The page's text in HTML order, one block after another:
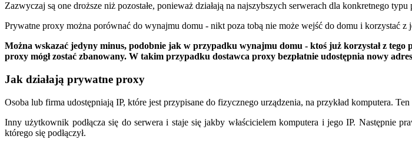
Zazwyczaj są one droższe niż pozostałe, ponieważ działają na najszybszych serwerach dla konkretnego
Prywatne proxy można porównać do wynajmu domu - nikt poza tobą nie może wejść do domu i korzystać z
Można wskazać jedyny minus, podobnie jak w przypadku wynajmu domu - ktoś już korzystał z tego
proxy mógł zostać zbanowany. W takim przypadku dostawca proxy bezpłatnie udostępnia nowy
Jak działają prywatne proxy
Osoba lub firma udostępniają IP, które jest przypisane do fizycznego urządzenia, na przykład komputera.
Inny użytkownik podłącza się do serwera i staje się jakby właścicielem komputera i jego IP. Następnie
którego się podłączył.